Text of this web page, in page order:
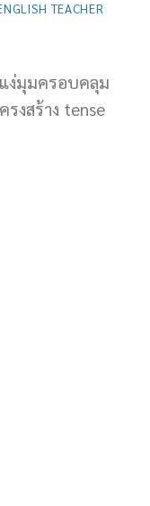
TEACHER
ง่มุมครอบคลุม
งสร้าง tense